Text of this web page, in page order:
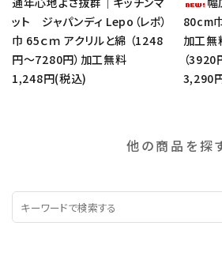
ット ジャパンディ Lepo（レポ）
巾 65ｃｍ アクリルと綿 （1248
円～7280円）加工無料
1,248円(税込)
80cm
加工無
（
3,290
他の商品を探